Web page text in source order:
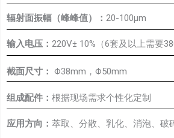
辐射面振幅（峰峰值）： 20-100μm
输入电压： 220V± 10%（6套及以上需要
截面尺寸： Φ38mm，Φ50mm
组成配件： 根据现场需求个性化定制
应用方向： 萃取、分散、乳化、消泡、破